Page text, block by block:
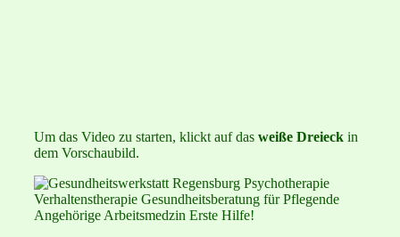
Um das Video zu starten, klickt auf das weiße Dreieck in
dem Vorschaubild.